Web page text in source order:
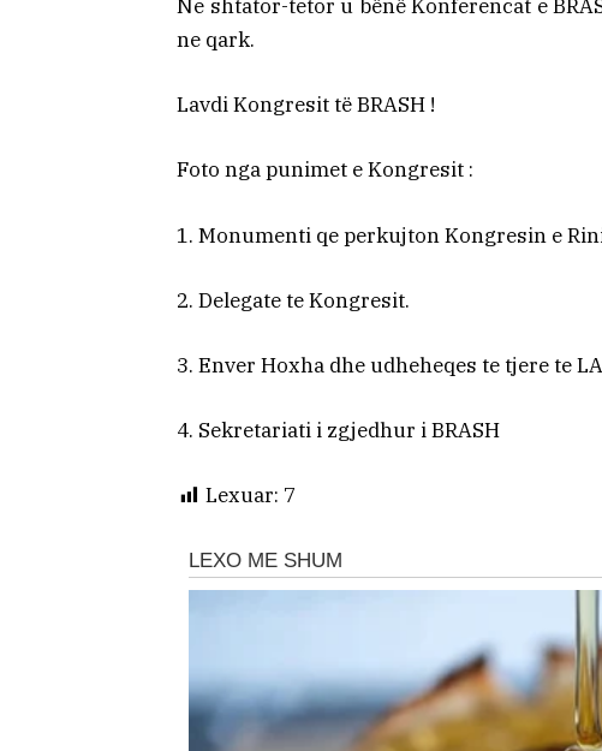
Ne shtator-tetor u bënë Konferencat e
ne qark.
Lavdi Kongresit të BRASH !
Foto nga punimet e Kongresit :
1. Monumenti qe perkujton Kongresin e
2. Delegate te Kongresit.
3. Enver Hoxha dhe udheheqes te tjere te
4. Sekretariati i zgjedhur i BRASH
Lexuar: 7